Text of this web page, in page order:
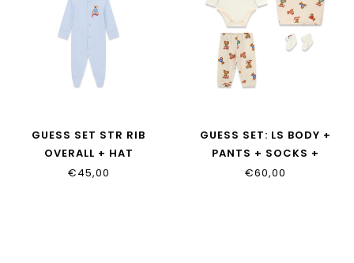
GUESS SET STR RIB
OVERALL + HAT
H6YG10_K4136_G7N1
€45,00
GUESS SET: LS BODY +
PANTS + SOCKS +
H6YG08_K4134_PMO3
€60,00